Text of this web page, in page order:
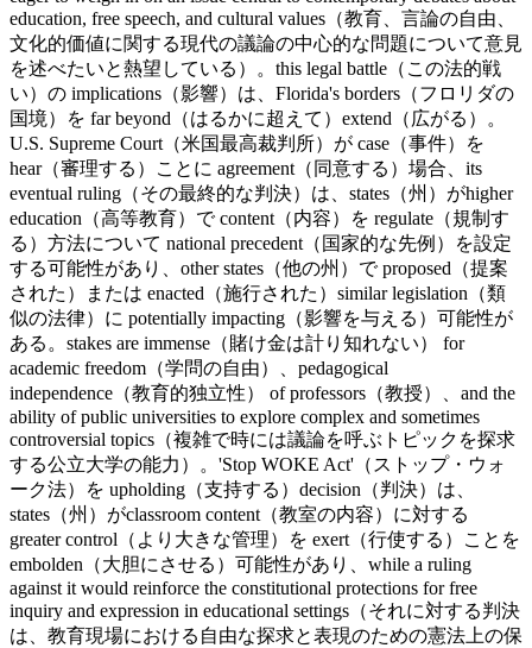
education, free speech, and cultural values（教育、言論の自由、
文化的価値に関する現代の議論の中心的な問題について意見
を述べたいと熱望している）。 this legal battle（この法的戦
い）の implications（影響）は、Florida's borders（フロリダの
国境）を far beyond（はるかに超えて）extend（広がる）。
U.S. Supreme Court（米国最高裁判所）が case（事件）を
hear（審理する）ことに agreement（同意する）場合、its
eventual ruling（その最終的な判決）は、states（州）がhigher
education（高等教育）で content（内容）を regulate（規制す
る）方法について national precedent（国家的な先例）を設定
する可能性があり、other states（他の州）で proposed（提案
された）または enacted（施行された）similar legislation（類
似の法律）に potentially impacting（影響を与える）可能性が
ある。stakes are immense（賭け金は計り知れない） for
academic freedom（学問の自由）、pedagogical
independence（教育的独立性） of professors（教授）、and the
ability of public universities to explore complex and sometimes
controversial topics（複雑で時には議論を呼ぶトピックを探求
する公立大学の能力）。'Stop WOKE Act'（ストップ・ウォ
ーク法）を upholding（支持する）decision（判決）は、
states（州）がclassroom content（教室の内容）に対する
greater control（より大きな管理）を exert（行使する）ことを
embolden（大胆にさせる）可能性があり、while a ruling
against it would reinforce the constitutional protections for free
inquiry and expression in educational settings（それに対する判決
は、教育現場における自由な探求と表現のための憲法上の保